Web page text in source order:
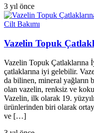
3 yıl önce
Cilt Bakımı
Vazelin Topuk
Vazelin Topuk
çatlaklarına iyi gelebilir.
da bilinen, mineral yağların
olan vazelin, renksiz ve
Vazelin, ilk olarak 19.
ürünlerinden biri olarak
ve […]